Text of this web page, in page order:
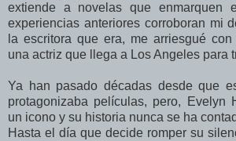
extiende a novelas que enmarquen
experiencias anteriores corroboran mi
la escritora que era, me arriesgué
una actriz que llega a Los Angeles para
Ya han pasado décadas desde que
protagonizaba películas, pero, Evelyn
un icono y su historia nunca se ha
Hasta el día que decide romper su